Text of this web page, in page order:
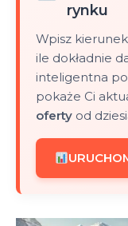
rynku
Wpisz
ile dokładnie
inteligentna
pokaże Ci
oferty od